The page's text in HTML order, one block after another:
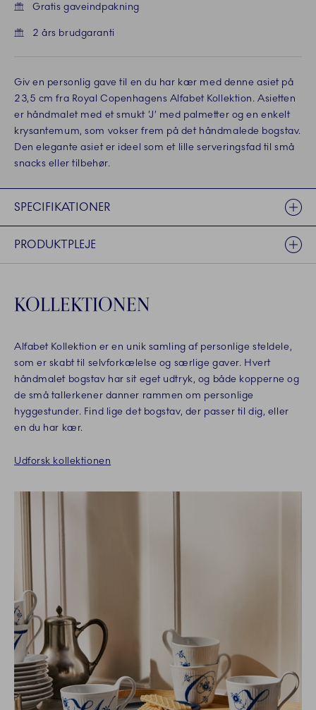
Gratis gaveindpakning
2 års brudgaranti
Giv en personlig gave til en du har kær med denne asiet på
23,5 cm fra Royal Copenhagens Alfabet Kollektion. Asietten
er håndmalet med et smukt ’J’ med palmetter og en enkelt
krysantemum, som vokser frem på det håndmalede bogstav.
Den elegante asiet er ideel som et lille serveringsfad til små
snacks eller tilbehør.
SPECIFIKATIONER
PRODUKTPLEJE
KOLLEKTIONEN
Alfabet Kollektion er en unik samling af personlige steldele,
som er skabt til selvforkælelse og særlige gaver. Hvert
håndmalet bogstav har sit eget udtryk, og både kopperne og
de små tallerkener danner rammen om personlige
hyggestunder. Find lige det bogstav, der passer til dig, eller
en du har kær.
Udforsk kollektionen